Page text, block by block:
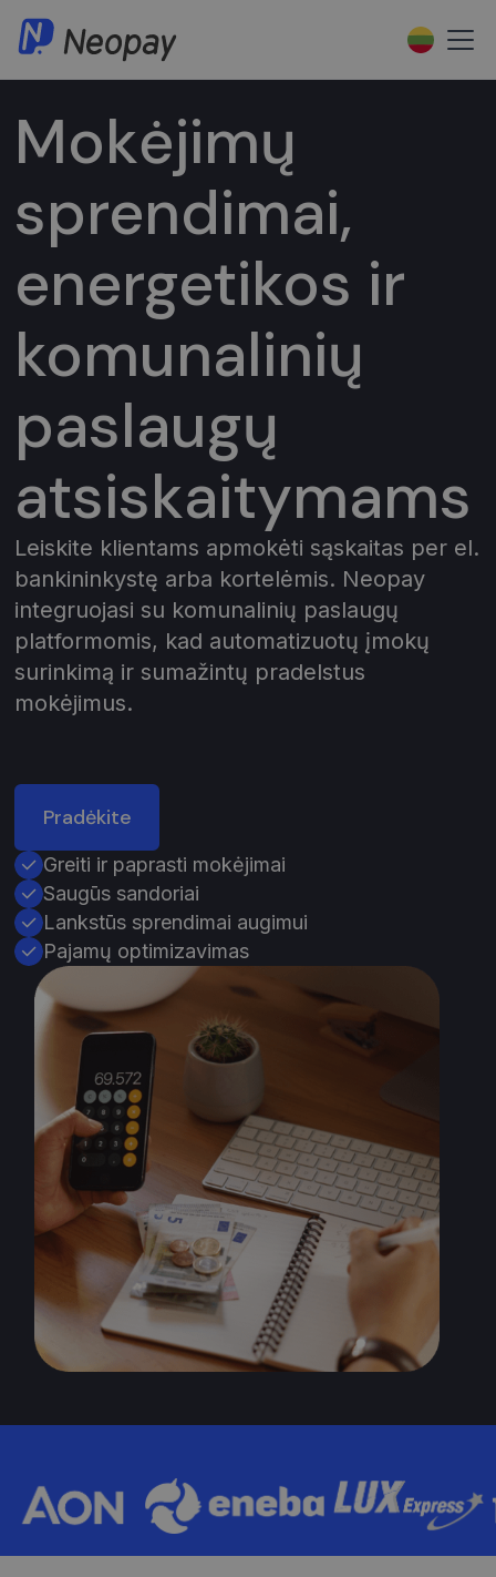
Mokėjimų
sprendimai,
energetikos ir
komunalinių
paslaugų
atsiskaitymams
Leiskite klientams apmokėti sąskaitas per el.
bankininkystę arba kortelėmis. Neopay
integruojasi su komunalinių paslaugų
platformomis, kad automatizuotų įmokų
surinkimą ir sumažintų pradelstus
mokėjimus.
Pradėkite
Greiti ir paprasti mokėjimai
Saugūs sandoriai
Lankstūs sprendimai augimui
Pajamų optimizavimas